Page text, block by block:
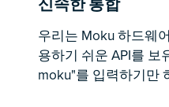
우리는 Moku 하드웨
용하기 쉬운 API를
moku"를 입력하기만